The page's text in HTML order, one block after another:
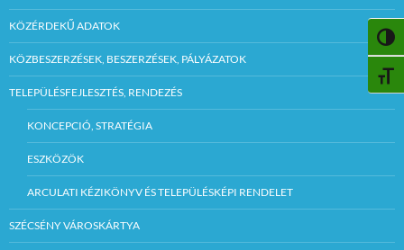
KÖZÉRDEKŰ ADATOK
KÖZBESZERZÉSEK, BESZERZÉSEK, PÁLYÁZATOK
TELEPÜLÉSFEJLESZTÉS, RENDEZÉS
KONCEPCIÓ, STRATÉGIA
ESZKÖZÖK
ARCULATI KÉZIKÖNYV ÉS TELEPÜLÉSKÉPI RENDELET
SZÉCSÉNY VÁROSKÁRTYA